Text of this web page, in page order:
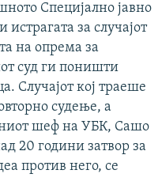
Специјално јавно
истрагата за случајот
на опрема за
суд ги поништи
Случајот кој траеше
судење, а
шеф на УБК, Сашо
20 години затвор за
против него, се